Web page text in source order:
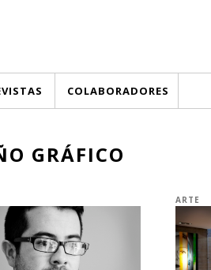
COLABORADORES
GRÁFICO
ARTE